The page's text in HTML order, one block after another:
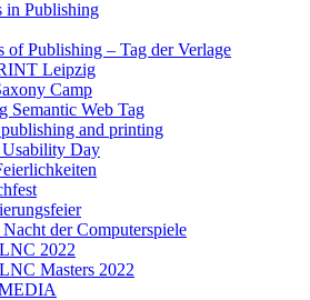
in Publishing
of Publishing – Tag der Verlage
Leipzig
Camp
Semantic Web Tag
and printing
Day
der Computerspiele
LNC 2022
LNC Masters 2022